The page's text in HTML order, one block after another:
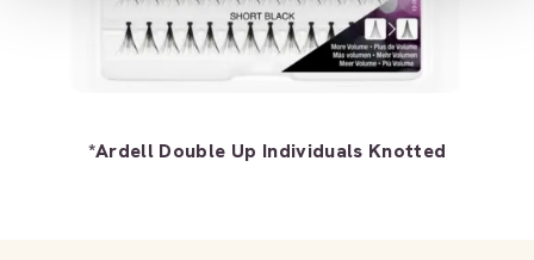
*Ardell Double Up Individuals Knotted